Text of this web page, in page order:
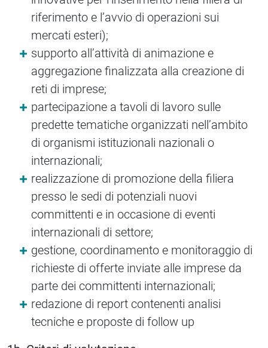
riferimento e l’avvio di operazioni sui
mercati esteri);
supporto all’attività di animazione e
aggregazione finalizzata alla creazione di
reti di imprese;
partecipazione a tavoli di lavoro sulle
predette tematiche organizzati nell’ambito
di organismi istituzionali nazionali o
internazionali;
realizzazione di promozione della filiera
presso le sedi di potenziali nuovi
committenti e in occasione di eventi
internazionali di settore;
gestione, coordinamento e monitoraggio di
richieste di offerte inviate alle imprese da
parte dei committenti internazionali;
redazione di report contenenti analisi
tecniche e proposte di follow up